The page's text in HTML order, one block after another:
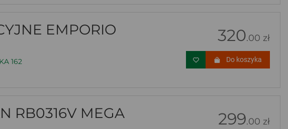
EMPORIO
162
320.00 zł
Do koszyka
RB0316V MEGA
299.00 zł